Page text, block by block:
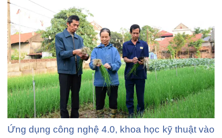
Ứng dụng công nghệ 4.0, khoa học kỹ thuật vào